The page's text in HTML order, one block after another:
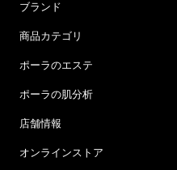
ブランド
商品カテゴリ
ポーラのエステ
ポーラの肌分析
店舗情報
オンラインストア